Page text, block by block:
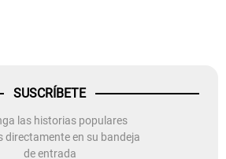
SUSCRÍBETE
las historias populares
directamente en su bandeja
de entrada